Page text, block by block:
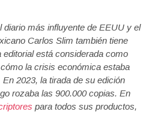
más influyente de EEUU y el
Carlos Slim también tiene
está considerada como
la crisis económica estaba
En 2023, la tirada de su edición
rozaba las 900.000 copias. En
para todos sus productos,